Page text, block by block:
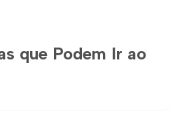
que Podem Ir ao